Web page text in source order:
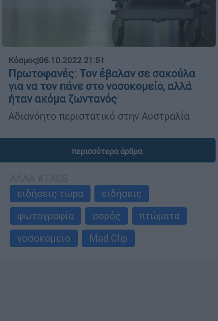
Κόσμος|06.10.2022 21:51
Πρωτοφανές: Τον έβαλαν σε σακούλα
για να τον πάνε στο νοσοκομείο, αλλά
ήταν ακόμα ζωντανός
Αδιανόητο περιστατικό στην Αυστραλία
περισσότερα άρθρα
ειδήσεις τώρα
ειδήσεις
φωτογραφία
σορός
πτώματα
νοσοκομείο
Mad Clip